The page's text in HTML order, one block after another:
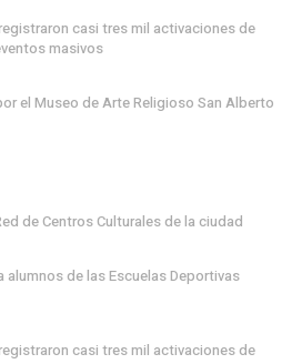
casi tres mil activaciones de
masivos
el Museo de Arte Religioso San Alberto
de Centros Culturales de la ciudad
de las Escuelas Deportivas
casi tres mil activaciones de